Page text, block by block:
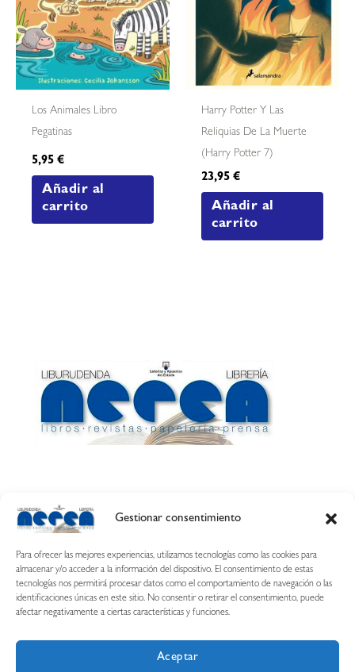
Gestionar consentimiento
Para ofrecer las mejores experiencias, utilizamos tecnologías como las cookies para
almacenar y/o acceder a la información del dispositivo. El consentimiento de estas
tecnologías nos permitirá procesar datos como el comportamiento de navegación o las
identificaciones únicas en este sitio. No consentir o retirar el consentimiento, puede
afectar negativamente a ciertas características y funciones.
Aceptar
Los Animales Libro
Pegatinas
5,95€
Añadir al
carrito
Harry Potter Y Las
Reliquias De La Muerte
(harry Potter 7)
23,95€
Añadir al
carrito
Calle Esquíroz, 27
687 54 31 70
nerearetamonge@gmail.com